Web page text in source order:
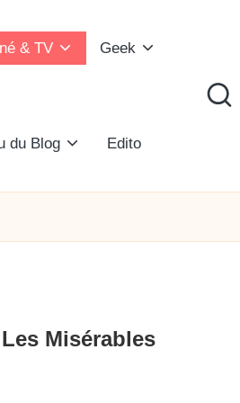
& TV Geek
du Blog Edito
Misérables